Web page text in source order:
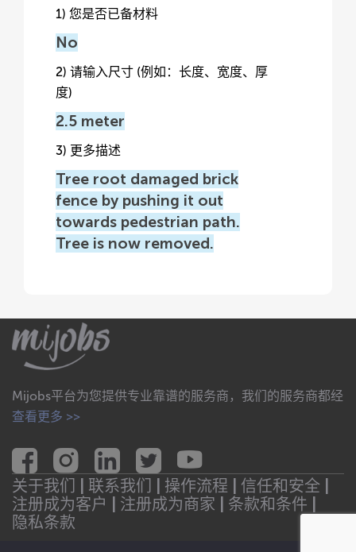
1) 您是否已备材料
No
2) 请输入尺寸 (例如：长度、宽度、厚
度)
2.5 meter
3) 更多描述
Tree root damaged brick
fence by pushing it out
towards pedestrian path.
Tree is now removed.
Mijobs平台为您提供专业靠谱的服务商，我们的服务商都经
查看更多 >>
关于我们 | 联系我们 | 操作流程 | 信任和安全 |
注册成为客户 | 注册成为商家 | 条款和条件 |
隐私条款